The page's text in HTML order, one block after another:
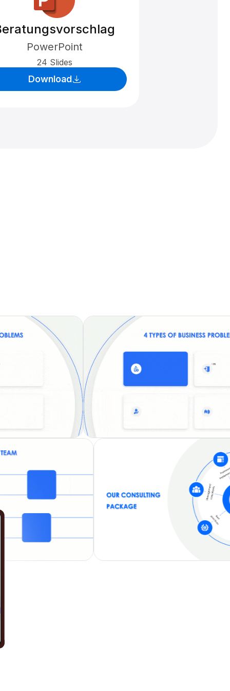
PowerPoint
24 Slides
Download